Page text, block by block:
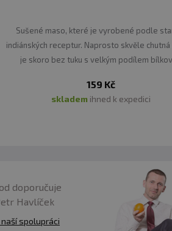
Sušené maso, které je vyrobené podle
indiánských receptur. Naprosto skvěle chutná
je skoro bez tuku s velkým podílem
159 Kč
skladem ihned k expedici
doporučuje
Havlíček
naší spolupráci